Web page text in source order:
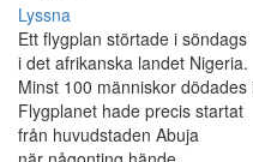
Lyssna
Ett flygplan störtade i söndags
i det afrikanska landet Nigeria.
Minst 100 människor dödades
Flygplanet hade precis startat
från huvudstaden Abuja